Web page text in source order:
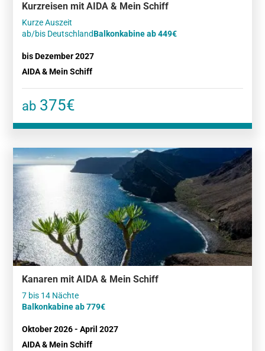
Kurzreisen mit AIDA & Mein Schiff
Kurze Auszeit
ab/bis DeutschlandBalkonkabine ab 449€
bis Dezember 2027
AIDA & Mein Schiff
ab 375€
Kanaren mit AIDA & Mein Schiff
Balkonkabine ab 779€
Oktober 2026 - April 2027
AIDA & Mein Schiff